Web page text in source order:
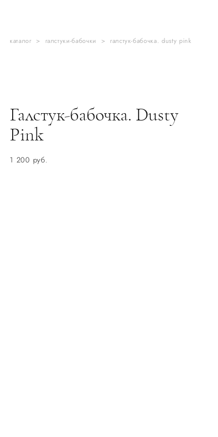
каталог > галстуки-бабочки > галстук-бабочка. dusty pink
Галстук-бабочка. Dusty
Pink
1 200 pуб.